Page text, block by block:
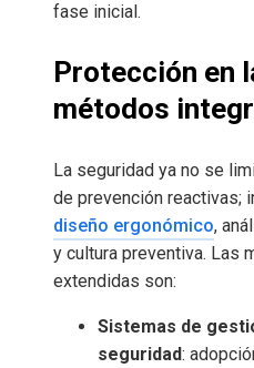
fase inicial.
Protección en
métodos
La seguridad ya no se
de prevención reactivas;
diseño ergonómico,
y cultura preventiva. Las
extendidas son:
Sistemas de
seguridad: